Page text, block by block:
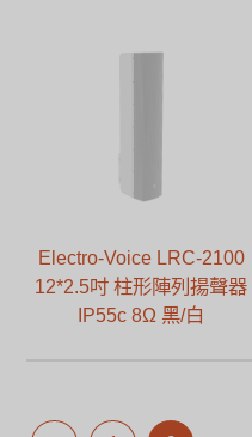
Electro-Voice LRC-2100
12*2.5吋 柱形陣列揚聲器
IP55c 8Ω 黑/白